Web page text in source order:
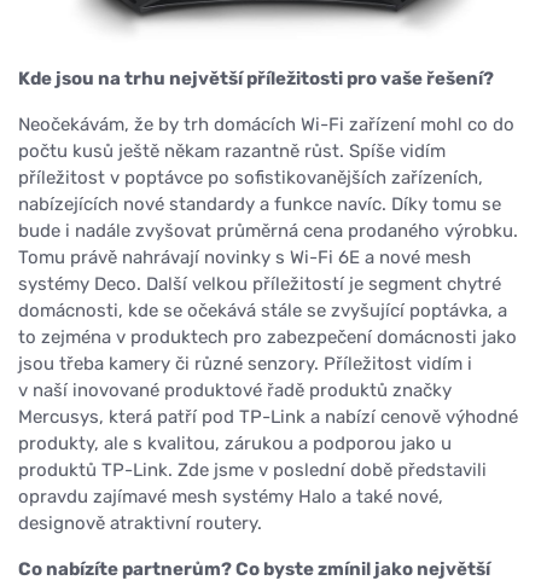
Kde jsou na trhu největší příležitosti pro vaše řešení?
Neočekávám, že by trh domácích Wi-Fi zařízení mohl co do
počtu kusů ještě někam razantně růst. Spíše vidím
příležitost v poptávce po sofistikovanějších zařízeních,
nabízejících nové standardy a funkce navíc. Díky tomu se
bude i nadále zvyšovat průměrná cena prodaného výrobku.
Tomu právě nahrávají novinky s Wi-Fi 6E a nové mesh
systémy Deco. Další velkou příležitostí je segment chytré
domácnosti, kde se očekává stále se zvyšující poptávka, a
to zejména v produktech pro zabezpečení domácnosti jako
jsou třeba kamery či různé senzory. Příležitost vidím i
v naší inovované produktové řadě produktů značky
Mercusys, která patří pod TP-Link a nabízí cenově výhodné
produkty, ale s kvalitou, zárukou a podporou jako u
produktů TP-Link. Zde jsme v poslední době představili
opravdu zajímavé mesh systémy Halo a také nové,
designově atraktivní routery.
Co nabízíte partnerům? Co byste zmínil jako největší